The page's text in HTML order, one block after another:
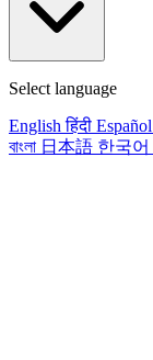
Select language
English हिंदी Español
বাংলা 日本語 한국어